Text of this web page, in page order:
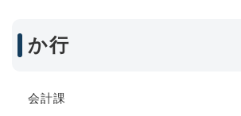
か行
会計課